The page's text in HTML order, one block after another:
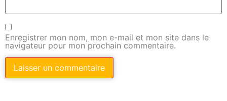
Enregistrer mon nom, mon e-mail et mon site dans le
navigateur pour mon prochain commentaire.